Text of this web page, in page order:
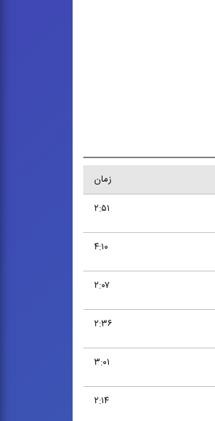
زمان
۲:۵۱
۴:۱۰
۲:۰۷
۲:۳۶
۳:۰۱
۲:۱۴